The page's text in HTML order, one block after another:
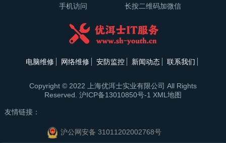
手机访问 长按二维码加微信
电脑维修 网络维修 安防监控 新闻动态 联系我们
Copyright © 2022 上海优洱士实业有限公司 All Rights
Reserved. 沪ICP备13010850号-1 XML地图
友情链接：
沪公网安备 31011202002768号